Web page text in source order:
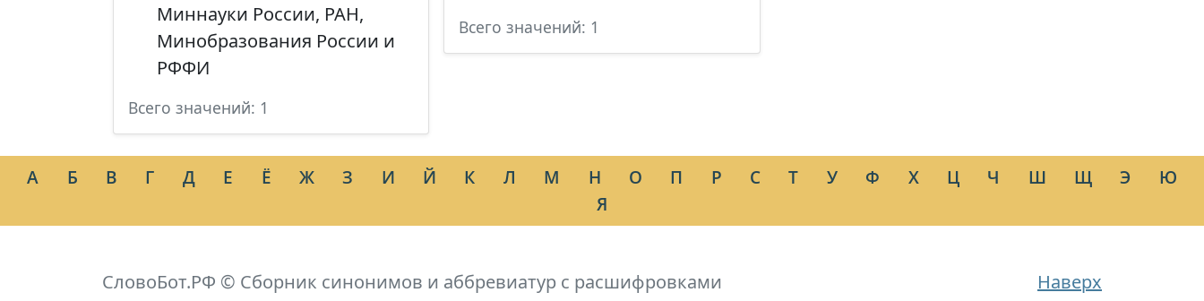
Миннауки России, РАН,
Минобразования России и
РФФИ
Всего значений: 1
Всего значений: 1
А Б В Г Д Е Ё Ж З И Й К Л М Н О П Р С Т У Ф Х Ц Ч Ш Щ Э
Ю
Я
Наверх
СловоБот.РФ © Сборник синонимов и аббревиатур с расшифровками